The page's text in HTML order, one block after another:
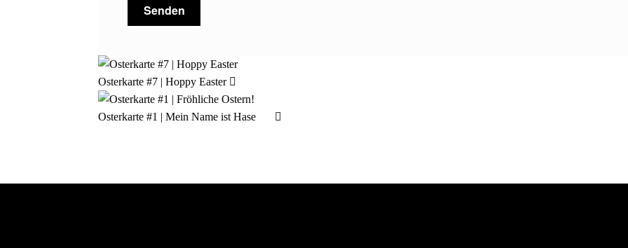
Osterkarte #7 | Hoppy Easter
Osterkarte #1 | Mein Name ist Hase